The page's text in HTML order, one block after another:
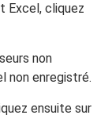
Excel, cliquez
non
non enregistré.
ensuite sur